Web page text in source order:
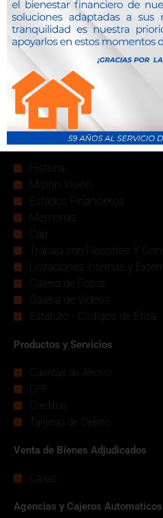
Institucional
Historia
Misión Visión
Estados Financieros
Memorias
Cap
Trabaja con Nosotros Y
Licitaciones Internas y
Galeria de Fotos
Galeria de Videos
Estatuto - Codigos de Etica
Productos y Servicios
Cuentas de Ahorro
DPF
Creditos
Tarjetas de Debito
Venta de Bienes Adjudicados
Casas
Agencias y Cajeros Automaticos